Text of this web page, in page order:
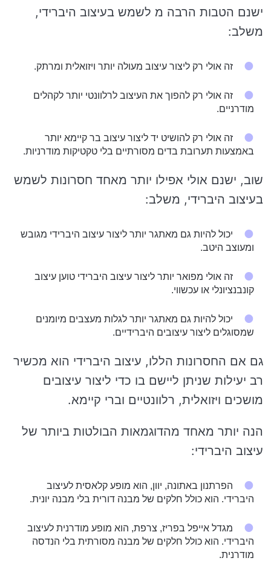
ישנם הטבות הרבה מ לשמש בעיצוב היברידי,
משלב:
זה אולי רק ליצור עיצוב מעולה יותר ויזואלית ומרתק.
זה אולי רק להפוך את העיצוב לרלוונטי יותר לקהלים
מודרניים.
זה אולי רק להושיט יד ליצור עיצוב בר קיימא יותר
באמצעות תערובת בדים מסורתיים בלי טקטיקות מודרניות.
שוב, ישנם אולי אפילו יותר מאחד חסרונות לשמש
בעיצוב היברידי, משלב:
יכול להיות גם מאתגר יותר ליצור עיצוב היברידי מגובש
ומעוצב היטב.
זה אולי מפואר יותר ליצור עיצוב היברידי טוען עיצוב
קונבנציונלי או עכשווי.
יכול להיות גם מאתגר יותר לגלות מעצבים מיומנים
שמסוגלים ליצור עיצובים היברידיים.
גם אם החסרונות הללו, עיצוב היברידי הוא מכשיר
רב יעילות שניתן ליישם בו כדי ליצור עיצובים
מושכים ויזואלית, רלוונטיים וברי קיימא.
הנה יותר מאחד מהדוגמאות הבולטות ביותר של
עיצוב היברידי:
הפרתנון באתונה, יוון, הוא מופע קלאסית לעיצוב
היברידי. הוא כולל חלקים של מבנה דורית בלי מבנה יונית.
מגדל אייפל בפריז, צרפת, הוא מופע מודרנית לעיצוב
היברידי. הוא כולל חלקים של מבנה מסורתית בלי הנדסה
מודרנית.